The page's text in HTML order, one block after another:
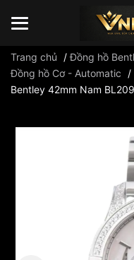
Đồng hồ casio đồng hồ G-
Trang chủ /Đồng hồ
Đồng hồ Cơ - Automatic
/
Bentley 42mm Nam